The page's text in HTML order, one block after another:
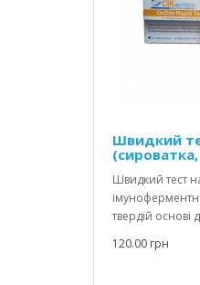
Швидкий
Швидкий тест
твердій основі
120.00 грн